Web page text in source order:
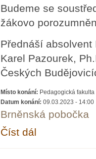
Budeme se
žákovo
Přednáší absolvent
Karel Pazourek,
Českých
Místo konání: Pedagogická
Datum konání: 09.03.2023 - 14:00
Brněnská pobočka
Číst dál